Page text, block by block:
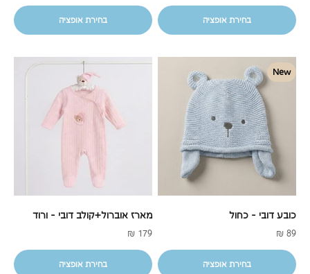
בחירת אופציה בחירת אופציה
New
כובע דובי - כחול
מחיר מבצע
89 ₪
בחירת אופציה
מארז אוברול+קולב דובי - ורוד
מחיר מבצע
179 ₪
בחירת אופציה